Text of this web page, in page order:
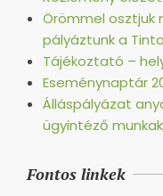
Örömmel osztjuk
pályáztunk a
Tájékoztató –
Eseménynaptár
Álláspályázat
ügyintéző
Fontos linkek